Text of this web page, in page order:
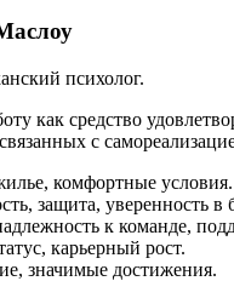
психолог.
как средство
с
комфортные условия.
защита, уверенность в
к команде,
карьерный рост.
значимые достижения.